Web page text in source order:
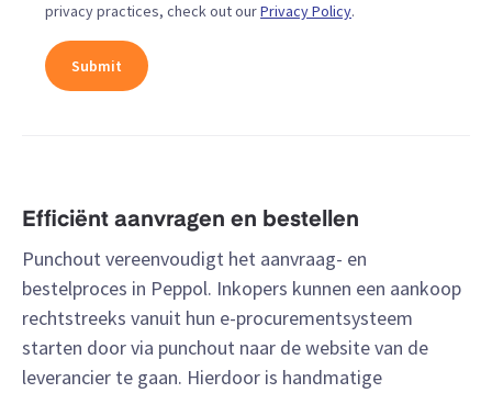
privacy practices, check out ourPrivacy Policy.
Efficiënt aanvragen en bestellen
Punchout vereenvoudigt het aanvraag- en
bestelproces in Peppol. Inkopers kunnen een aankoop
rechtstreeks vanuit hun e-procurementsysteem
starten door via punchout naar de website van de
leverancier te gaan. Hierdoor is handmatige